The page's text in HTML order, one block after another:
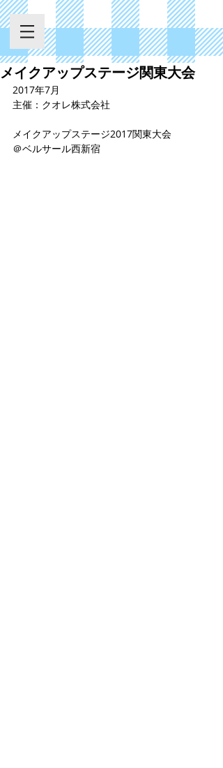
メイクアップステージ関東大会
2017年7月
主催：クオレ株式会社
メイクアップステージ2017関東大会
＠ベルサール西新宿